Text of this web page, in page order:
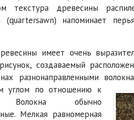
текстура древесины
(quartersawn) напоминает
имеет очень
создаваемый
разнонаправленными
углом по отношению к
Волокна обычно
Мелкая равномерная